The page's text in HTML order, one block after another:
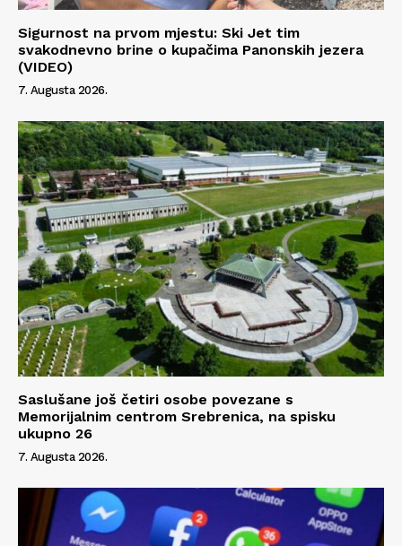
Sigurnost na prvom mjestu: Ski Jet tim
svakodnevno brine o kupačima Panonskih jezera
(VIDEO)
7. Augusta 2026.
Saslušane još četiri osobe povezane s
Memorijalnim centrom Srebrenica, na spisku
ukupno 26
7. Augusta 2026.